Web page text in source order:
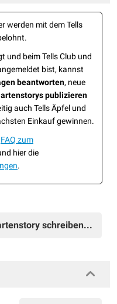
werden mit dem Tells
und beim Tells Club und
bist, kannst
beantworten, neue
publizieren
auch Tells Äpfel und
Einkauf gewinnen.
FAQ zum
hier die
.
schreiben...